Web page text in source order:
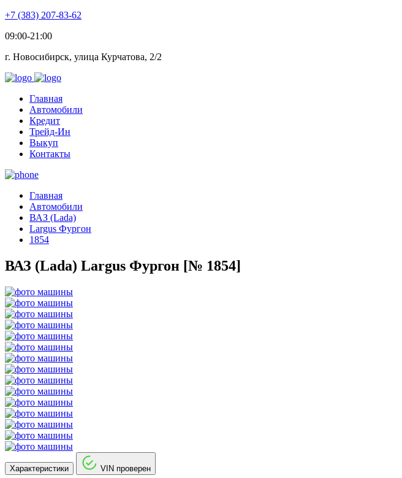
+7 (383) 207-83-62
09:00-21:00
г. Новосибирск, улица Курчатова, 2/2
Главная
Автомобили
Кредит
Трейд-Ин
Выкуп
Контакты
Главная
Автомобили
ВАЗ (Lada)
Largus Фургон
1854
ВАЗ (Lada) Largus Фургон [№ 1854]
Характеристики VIN проверен